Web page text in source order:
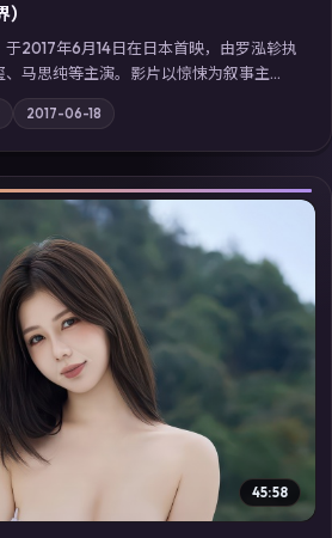
2017年6月14日在日本首映，由罗泓轸执
马思纯等主演。影片以惊悚为叙事主
入不可撤回的连锁反应；摄影与配乐强化
「国产免费观看高清电视剧在线看」延
畅享高清在线追剧体验。
2017-06-18
▶
45:58